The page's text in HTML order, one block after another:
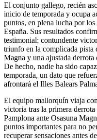
El conjunto gallego, recién
inicio de temporada y ocupa
puntos, en plena lucha por
España. Sus resultados
testimonial: contundente
triunfo en la complicada pista
Magna y una ajustada
De hecho, nadie ha sido
temporada, un dato que
afrontará el Illes Balears
El equipo mallorquín viaja
victoria tras la primera
Pamplona ante Osasuna
puntos importantes para no
recuperar sensaciones antes